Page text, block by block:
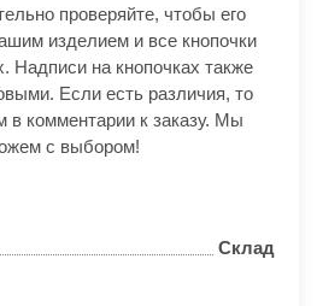
проверяйте, чтобы его
изделием и все кнопочки
Надписи на кнопочках также
Если есть различия, то
в комментарии к заказу. Мы
с выбором!
Склад